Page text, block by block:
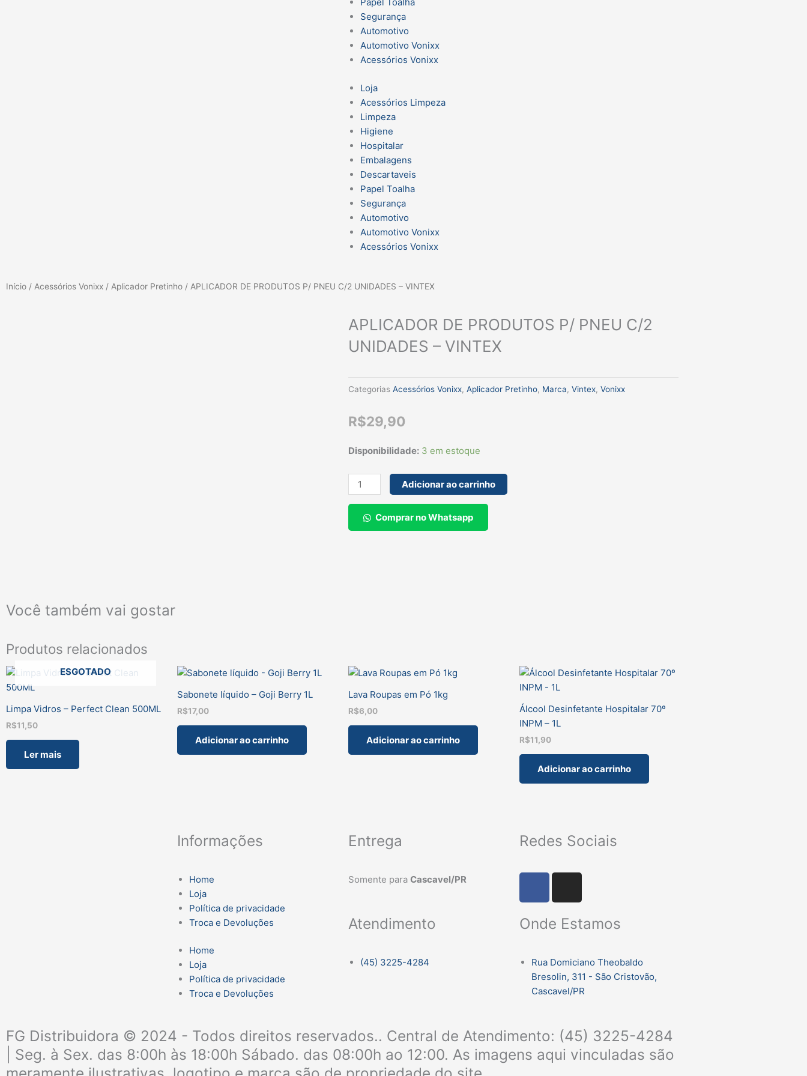
Segurança
Automotivo
Automotivo Vonixx
Acessórios Vonixx
Loja
Acessórios Limpeza
Limpeza
Higiene
Hospitalar
Embalagens
Descartaveis
Papel Toalha
Segurança
Automotivo
Automotivo Vonixx
Acessórios Vonixx
Início / Acessórios Vonixx / Aplicador Pretinho / APLICADOR DE PRODUTOS P/ PNEU C/2 UNIDADES – VINTEX
APLICADOR DE PRODUTOS P/ PNEU C/2
UNIDADES – VINTEX
Categorias Acessórios Vonixx, Aplicador Pretinho, Marca, Vintex, Vonixx
R$29,90
Disponibilidade: 3 em estoque
APLICADOR
PRODUTOS
P/
PNEU
Adicionar ao carrinho
Comprar no Whatsapp
Você também vai gostar
Produtos relacionados
ESGOTADO
Limpa Vidros – Perfect Clean 500ML
R$11,50
Ler mais
Sabonete líquido – Goji Berry 1L
R$17,00
Adicionar ao carrinho
Lava Roupas em Pó 1kg
R$6,00
Adicionar ao carrinho
Álcool Desinfetante Hospitalar 70º
INPM – 1L
R$11,90
Adicionar ao carrinho
Informações
Home
Loja
Política de privacidade
Troca e Devoluções
Home
Loja
Política de privacidade
Troca e Devoluções
Entrega
Somente para Cascavel/PR
Atendimento
(45) 3225-4284
Redes Sociais
e
o
k
t
g
r
a
m
Onde Estamos
Rua Domiciano Theobaldo
Bresolin, 311 - São Cristovão,
Cascavel/PR
FG Distribuidora © 2024 - Todos direitos reservados.. Central de Atendimento: (45) 3225-4284
| Seg. à Sex. das 8:00h às 18:00h Sábado. das 08:00h ao 12:00. As imagens aqui vinculadas são